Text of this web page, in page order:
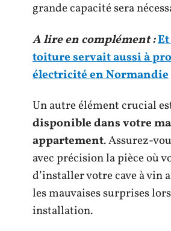
grande capacité sera
A lire en complément :
toiture servait aussi à
électricité en Normandie
Un autre élément crucial
disponible dans votre
appartement. Assurez-
avec précision la pièce où
d’installer votre cave à vin
les mauvaises surprises
installation.